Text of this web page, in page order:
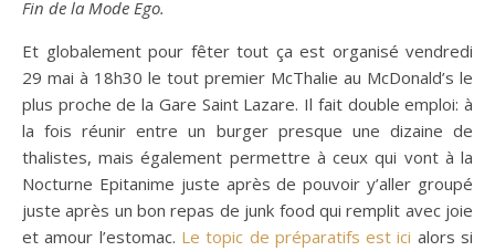
Fin de la Mode Ego.
Et globalement pour fêter tout ça est organisé vendredi
29 mai à 18h30 le tout premier McThalie au McDonald’s le
plus proche de la Gare Saint Lazare. Il fait double emploi: à
la fois réunir entre un burger presque une dizaine de
thalistes, mais également permettre à ceux qui vont à la
Nocturne Epitanime juste après de pouvoir y’aller groupé
juste après un bon repas de junk food qui remplit avec joie
et amour l’estomac. Le topic de préparatifs est ici alors si